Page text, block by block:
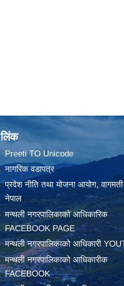
लिंक
Preeti TO Unicode
नागरिक वडापत्र
प्रदेश नीति तथा योजना आयोग,
नेपाल
मन्थली नगरपालिकाको आधिकारिक
FACEBOOK PAGE
मन्थली नगरपालिकाको आधिकारी
मन्थली नगरपालिकाको आधिकारीक
FACEBOOK